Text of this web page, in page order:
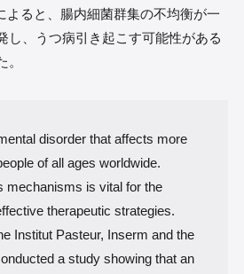
よると、腸内細菌群集の不均衡が一
し、うつ病引き起こす可能性がある
disorder that affects more
of all ages worldwide.
mechanisms is vital for the
therapeutic strategies.
Institut Pasteur, Inserm and the
a study showing that an